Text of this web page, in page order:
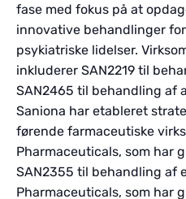
fase med fokus på at
innovative behandlinger
psykiatriske lidelser.
inkluderer SAN2219 til
SAN2465 til behandling af
Saniona har etableret
førende farmaceutiske
Pharmaceuticals, som har
SAN2355 til behandling af
Pharmaceuticals, som har